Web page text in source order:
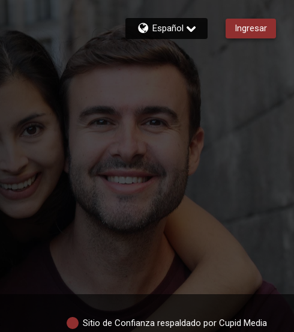
Español Ingresar
Sitio de Confianza respaldado por Cupid Media